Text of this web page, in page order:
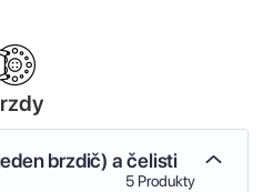
brzdič) a čelisti
5 Produkty